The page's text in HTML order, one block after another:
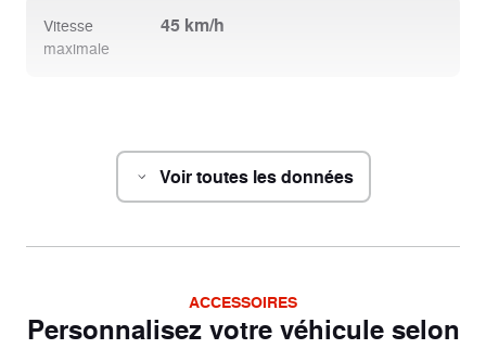
Vitesse
maximale
45 km/h
Dimensions
1930 x 690 x 1145
Hauteur de
780 mm
Voir toutes les données
ACCESSOIRES
Personnalisez votre véhicule selon